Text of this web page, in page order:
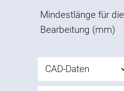
Mindestlänge für die
Bearbeitung (mm)